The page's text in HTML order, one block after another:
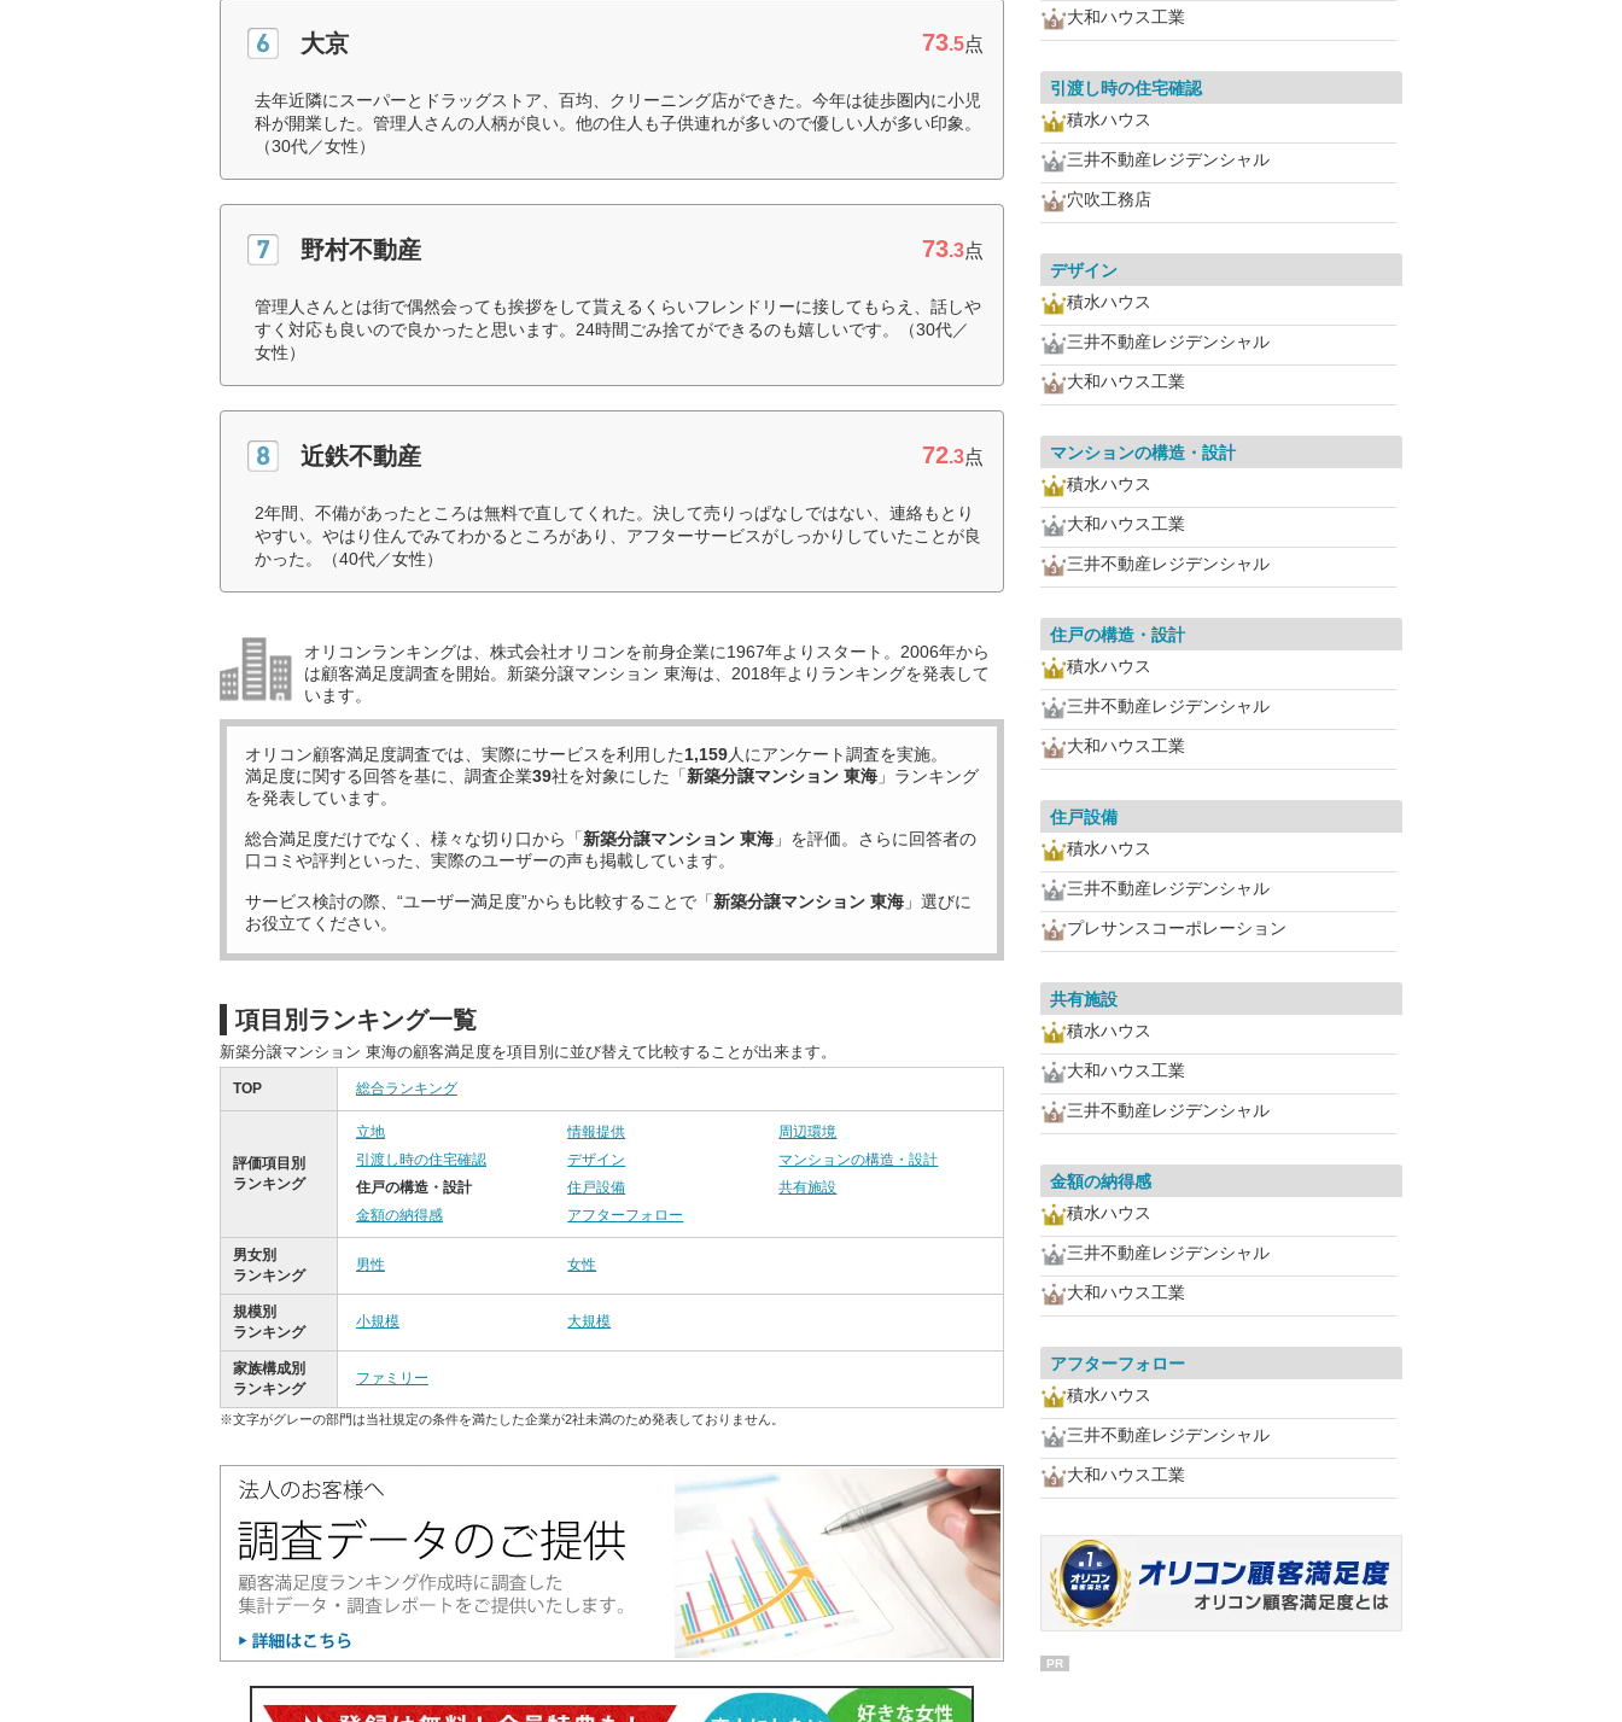
大京 73.5点
去年近隣にスーパーとドラッグストア、百均、クリーニング店ができた。今年は徒歩圏内に小児
科が開業した。管理人さんの人柄が良い。他の住人も子供連れが多いので優しい人が多い印象。
（30代／女性）
野村不動産 73.3点
管理人さんとは街で偶然会っても挨拶をして貰えるくらいフレンドリーに接してもらえ、話しや
すく対応も良いので良かったと思います。24時間ごみ捨てができるのも嬉しいです。（30代／
女性）
近鉄不動産 72.3点
2年間、不備があったところは無料で直してくれた。決して売りっぱなしではない、連絡もとり
やすい。やはり住んでみてわかるところがあり、アフターサービスがしっかりしていたことが良
かった。（40代／女性）
オリコンランキングは、株式会社オリコンを前身企業に1967年よりスタート。2006年から
は顧客満足度調査を開始。新築分譲マンション 東海は、2018年よりランキングを発表して
います。
オリコン顧客満足度調査では、実際にサービスを利用した1,159人にアンケート調査を実施。
満足度に関する回答を基に、調査企業39社を対象にした「新築分譲マンション 東海 」ランキング
を発表しています。
総合満足度だけでなく、様々な切り口から「新築分譲マンション 東海 」を評価。さらに回答者の
口コミや評判といった、実際のユーザーの声も掲載しています。
サービス検討の際、“ユーザー満足度”からも比較することで「新築分譲マンション 東海 」選びに
お役立てください。
項目別ランキング一覧
新築分譲マンション 東海の顧客満足度を項目別に並び替えて比較することが出来ます。
TOP 総合ランキング
評価項目別
ランキング
立地 情報提供
周辺環境
引渡し時の住宅確認
デザイン
マンションの構造・設計
住戸の構造・設計
住戸設備
共有施設
金額の納得感
アフターフォロー
男女別
ランキング
男性 女性
規模別
ランキング
小規模 大規模
家族構成別
ランキング
ファミリー
※文字がグレーの部門は当社規定の条件を満たした企業が2社未満のため発表しておりません。
大和ハウス工業
引渡し時の住宅確認
積水ハウス
三井不動産レジデンシャル
穴吹工務店
デザイン
積水ハウス
三井不動産レジデンシャル
大和ハウス工業
マンションの構造・設計
積水ハウス
大和ハウス工業
三井不動産レジデンシャル
住戸の構造・設計
積水ハウス
三井不動産レジデンシャル
大和ハウス工業
住戸設備
積水ハウス
三井不動産レジデンシャル
プレサンスコーポレーション
共有施設
積水ハウス
大和ハウス工業
三井不動産レジデンシャル
金額の納得感
積水ハウス
三井不動産レジデンシャル
大和ハウス工業
アフターフォロー
積水ハウス
三井不動産レジデンシャル
大和ハウス工業
PR